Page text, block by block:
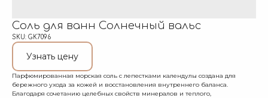
Соль для ванн Солнечный вальс
SKU: GK7096
Узнать цену
Парфюмированная морская соль с лепестками календулы создана для
бережного ухода за кожей и восстановления внутреннего баланса.
Благодаря сочетанию целебных свойств минералов и теплого,